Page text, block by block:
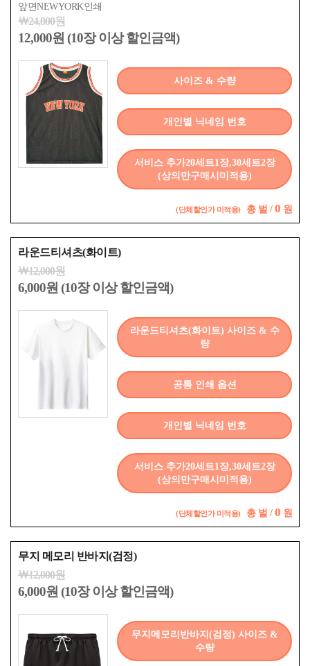
앞면NEWYORK인쇄
￦24,000원
12,000원 (10장 이상 할인금액)
사이즈 & 수량
개인별 닉네임 번호
서비스 추가20세트1장,30세트2장
(상의만구매시미적용)
(단체할인가 미적용) 총 벌 / 0 원
라운드티셔츠(화이트)
￦12,000원
6,000원 (10장 이상 할인금액)
라운드티셔츠(화이트) 사이즈 & 수
량
공통 인쇄 옵션
개인별 닉네임 번호
서비스 추가20세트1장,30세트2장
(상의만구매시미적용)
(단체할인가 미적용) 총 벌 / 0 원
무지 메모리 반바지(검정)
￦12,000원
6,000원 (10장 이상 할인금액)
무지메모리반바지(검정) 사이즈 &
수량